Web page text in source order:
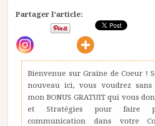
Partager l'article:
Bienvenue sur Graine de Coeur !
nouveau ici, vous voudrez
mon BONUS GRATUIT qui vous
et Stratégies pour faire
communication dans votre